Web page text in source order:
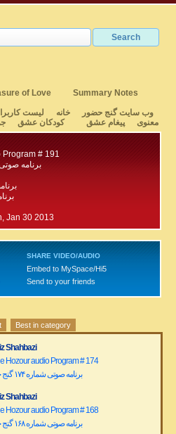
of Love
Summary Notes
وب سایت گنج حضور
خانه لیست
معنوی
پیغام عشق کودکان عشق
Program # 191
برنامه صوتی
Jan 30 2013
SHARE VIDEO/AUDIO
Embed to MySpace/Hi5
Send to your friends
Best in category
Shahbazi
Hozour audio Program # 174
برنامه صوتی شماره ۱۷۴ گنج حضور
Shahbazi
Hozour audio Program # 168
برنامه صوتی شماره ۱۶۸ گنج حضور